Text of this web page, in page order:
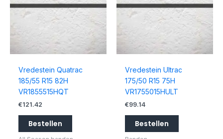
Vredestein Quatrac
185/55 R15 82H
VR1855515HQT
€121.42
Bestellen
Vredestein Ultrac
175/50 R15 75H
VR1755015HULT
€99.14
Bestellen